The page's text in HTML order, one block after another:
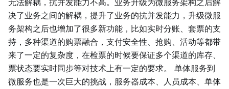
无法解耦，抗并发能力不高。业务升级为微服务架构之后解
决了业务之间的解耦，提升了业务的抗并发能力，升级微服
务架构之后也增加了很多新功能，比如实时分账、套票的支
持，多种渠道的购票融合，支付安全性、抢购、活动等都带
来了一定的复杂度，在检票的时候要保证多个渠道的库存、
票状态要实时同步等对技术上有一定的要求。 单体服务到
微服务也是一次巨大的挑战，服务器成本、人员成本、单体